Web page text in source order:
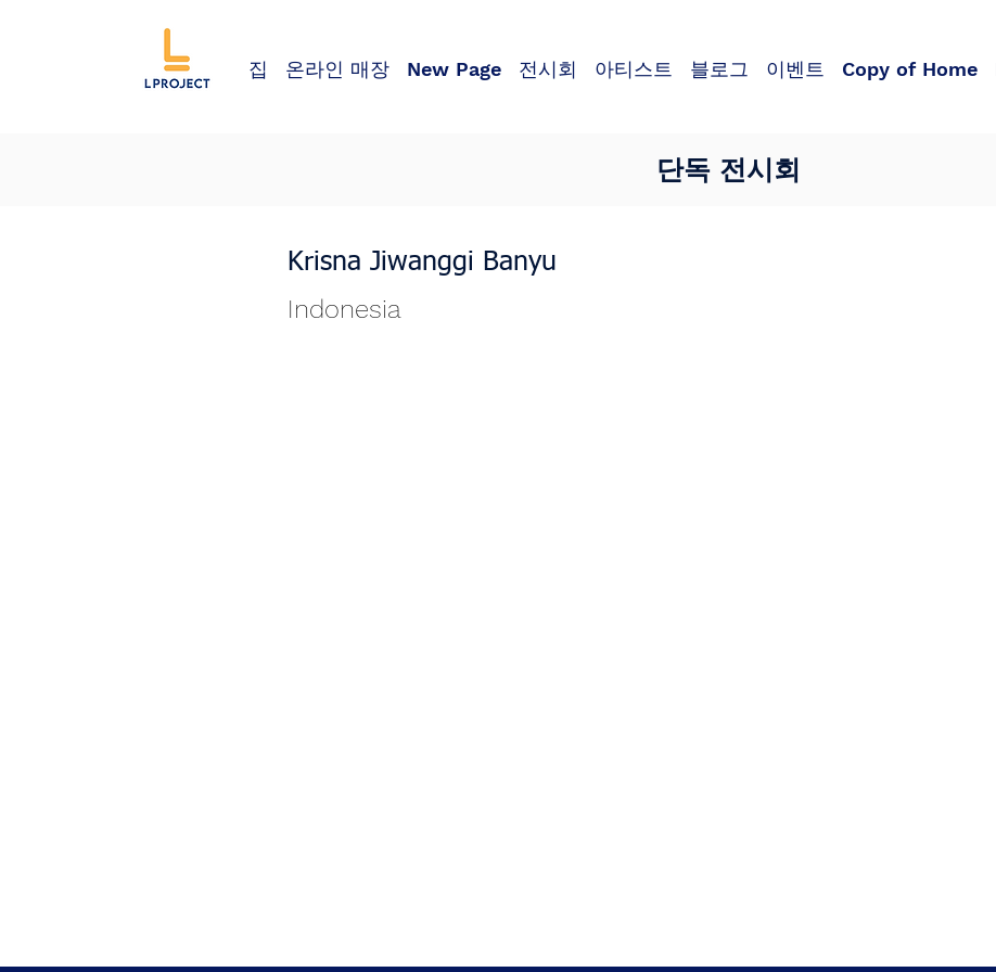
집 온라인 매장 New Page 전시회 아티스트 블로그 이벤트 Copy of Home
단독 전시회
Krisna Jiwanggi Banyu
Indonesia